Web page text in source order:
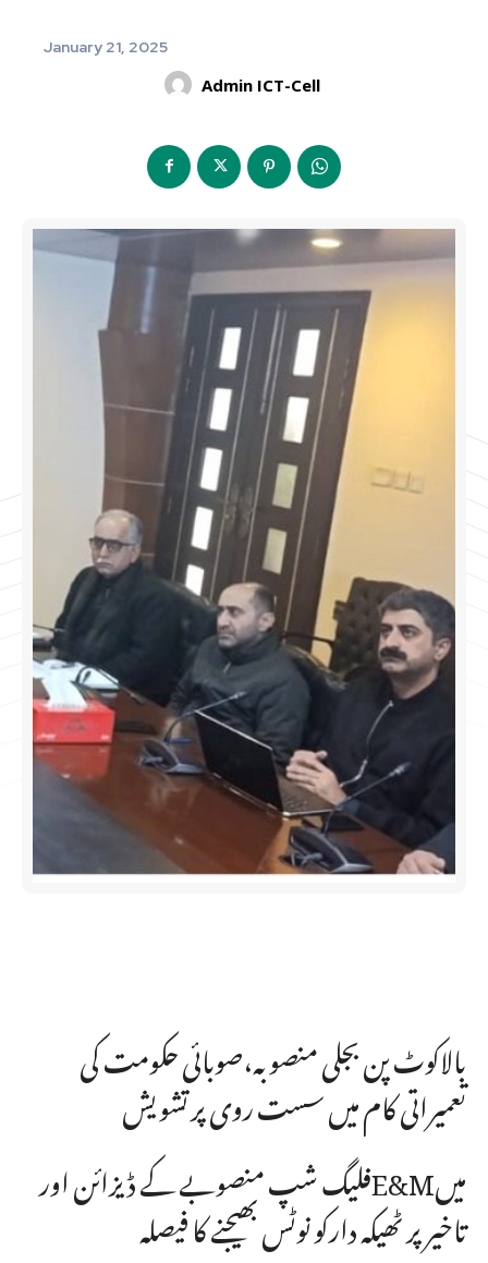
January 21, 2025
Admin ICT-Cell
بالاکوٹ پن بجلی منصوبہ،صوبائی حکومت کی
تعمیراتی کام میں سست روی پرتشویش
فلیگ شپ منصوبے کے ڈیزائن اورE&Mمیں
تاخیرپر ٹھیکہ دارکو نوٹس بھیجنے کا فیصلہ